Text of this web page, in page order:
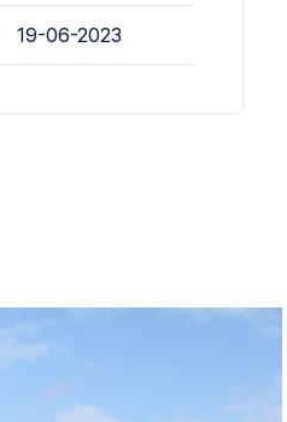
19-06-2023